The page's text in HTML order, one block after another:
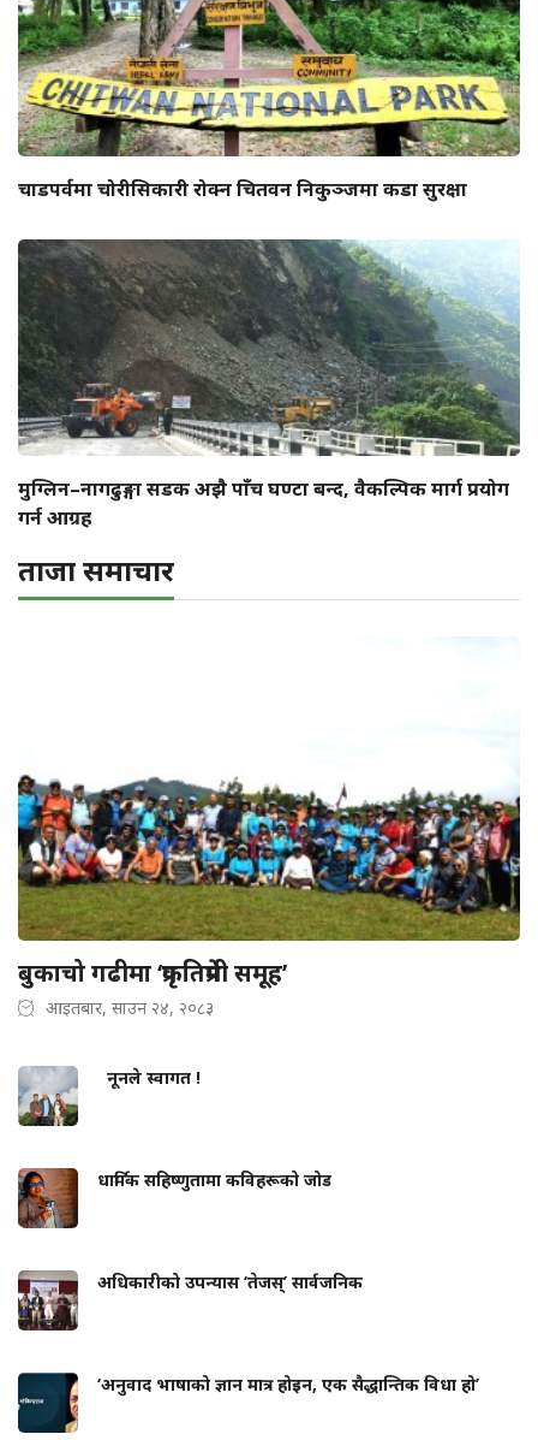
चाडपर्वमा चोरीसिकारी रोक्न चितवन निकुञ्जमा कडा सुरक्षा
मुग्लिन–नागढुङ्गा सडक अझै पाँच घण्टा बन्द, वैकल्पिक मार्ग प्रयोग
गर्न आग्रह
ताजा समाचार
बुकाचो गढीमा ‘प्रकृतिप्रेमी समूह’
आइतबार, साउन २४, २०८३
नूनले स्वागत !
धार्मिक सहिष्णुतामा कविहरूको जोड
अधिकारीको उपन्यास ‘तेजस्’ सार्वजनिक
‘अनुवाद भाषाको ज्ञान मात्र होइन, एक सैद्धान्तिक विधा हो’